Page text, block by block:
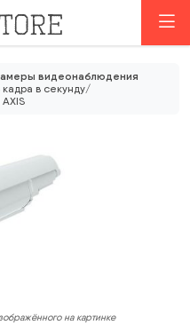
видеонаблюдения
в секунду/
на картинке